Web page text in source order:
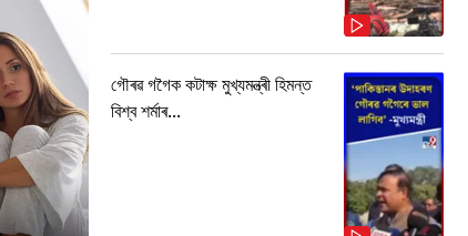
গৌৰৱ গগৈক কটাক্ষ মুখ্যমন্ত্ৰী হিমন্ত
বিশ্ব শৰ্মাৰ...